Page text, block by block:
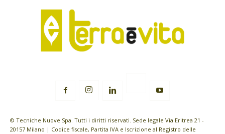
© Tecniche Nuove Spa. Tutti i diritti riservati. Sede legale Via Eritrea 21 -
20157 Milano | Codice fiscale, Partita IVA e Iscrizione al Registro delle